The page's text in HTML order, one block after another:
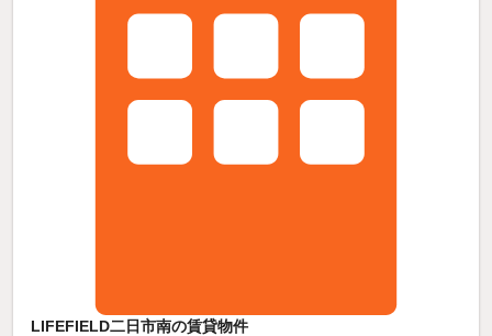
LIFEFIELD二日市南の賃貸物件